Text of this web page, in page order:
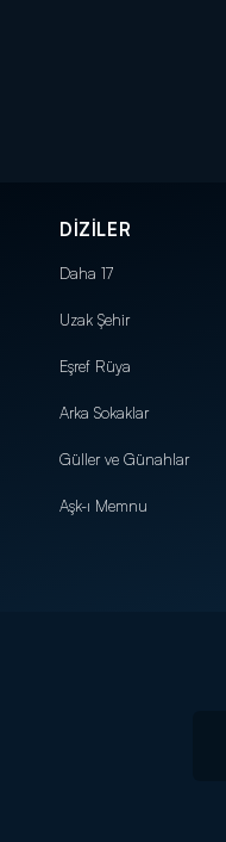
DİZİLER
Daha 17
Uzak Şehir
Eşref Rüya
Arka Sokaklar
Güller ve Günahlar
Aşk-ı Memnu